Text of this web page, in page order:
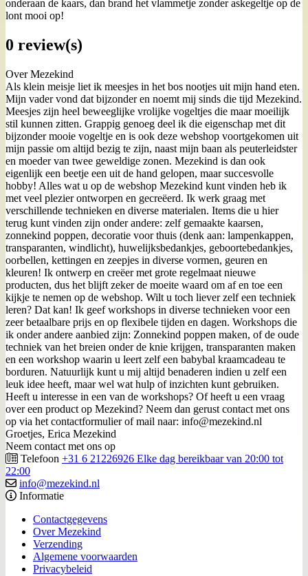
onderaan de kaars, dan brand het vlammetje zonder askegeltje op de
lont mooi op!
0 review(s)
Over Mezekind
Als klein meisje liet ik meesjes in het bos nootjes uit mijn hand eten.
Mijn vader vond dat bijzonder en noemt mij sinds die tijd Mezekind.
Meesjes zijn heel beweeglijke vrolijke vogeltjes die maar moeilijk
stil kunnen zitten. Grappig genoeg deel ik die eigenschap met dit
bijzonder mooie vogeltje en is ook deze webshop voortgekomen uit
mijn passie om altijd bezig te zijn, naast mijn baan als peuterleidster
en moeder van twee geweldige zonen. Mezekind is dan ook
eigenlijk een beetje een uit de hand gelopen, maar succesvolle
hobby! Alles wat u op de webshop Mezekind kunt vinden heb ik
met veel plezier ontworpen en gecreëerd. Ik werk graag met
verschillende technieken en diverse materialen. Items die u hier
terug kunt vinden zijn onder andere: zelf gemaakte kaarsen,
zonnekind poppen, decoratie voor thuis (denk aan: lampenkappen,
transparanten, windlicht), huwelijksbedankjes, geboortebedankjes,
oorbellen, kettingen en zeepjes in diverse vormen, geuren en
kleuren! Ik ontwerp en creëer met grote regelmaat nieuwe
producten, dus het blijft zeker de moeite waard om af en toe een
kijkje te nemen op de webshop. Wilt u toch liever zelf een techniek
leren? Dat kan! Ik geef workshops in diverse technieken voor een
zeer betaalbare prijs en op flexibele tijden en dagen. Workshops die
ik onder andere aanbied zijn: Zonnekind poppen maken, of de oude
techniek van het breien onder de knie krijgen, transparanten maken
en een workshop waarin u leert zelf een babybal kraamcadeau te
borduren. Natuurlijk kunt u mij altijd benaderen indien u zelf een
leuk idee heeft, maar wel wat hulp of inzichten kunt gebruiken.
Heeft u interesse in een van de workshops? Of heeft u een vraag
over een product op Mezekind? Neem dan gerust contact met ons
op via het contactformulier of mail naar: info@mezekind.nl
Groetjes, Erica Mezekind
Neem contact met ons op
Telefoon +31 6 21226926 Elke dag bereikbaar van 20:00 tot
22:00
info@mezekind.nl
Informatie
Contactgegevens
Over Mezekind
Verzending
Algemene voorwaarden
Privacybeleid